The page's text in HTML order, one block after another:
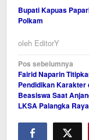
Bupati Kapuas
Polkam
oleh EditorY
Navigasi
pos
Pos sebelumnya
Fairid Naparin
Pendidikan Karakter
Beasiswa Saat
LKSA Palangka Raya